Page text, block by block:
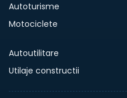
Autoturisme
Motociclete
Autoutilitare
Utilaje constructii